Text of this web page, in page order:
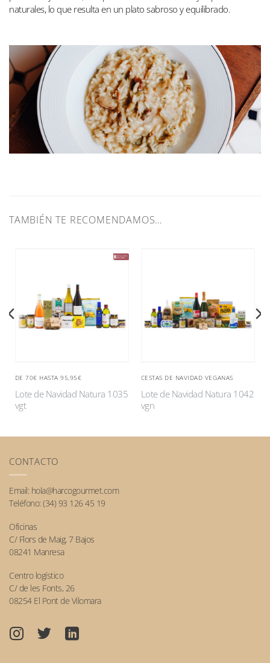
naturales, lo que resulta en un plato sabroso y equilibrado.
TAMBIÉN TE RECOMENDAMOS…
DE 70€ HASTA 95,95€
Lote de Navidad Natura 1035
vgt
CESTAS DE NAVIDAD VEGANAS
Lote de Navidad Natura 1042
vgn
CONTACTO
Email: hola@harcogourmet.com
Teléfono: (34) 93 126 45 19
Oficinas
C/ Flors de Maig, 7 Bajos
08241 Manresa
Centro logístico
C/ de les Fonts, 26
08254 El Pont de Vilomara